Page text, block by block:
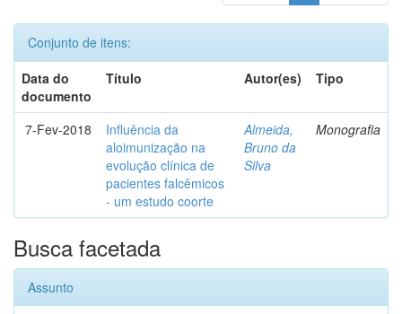
Conjunto de itens:
Data do
documento
Título Autor(es) Tipo
7-Fev-2018
Influência da
aloimunização na
evolução clínica de
pacientes falcêmicos
- um estudo coorte
Almeida,
Bruno da
Silva
Monografia
Busca facetada
Assunto